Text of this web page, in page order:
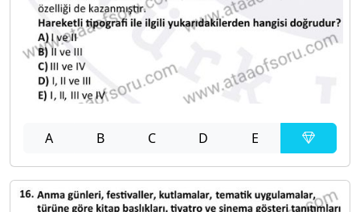
A B C D E